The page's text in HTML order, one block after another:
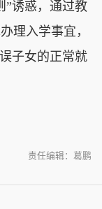
”诱惑，通过教
理入学事宜，
子女的正常就
责任编辑：葛鹏